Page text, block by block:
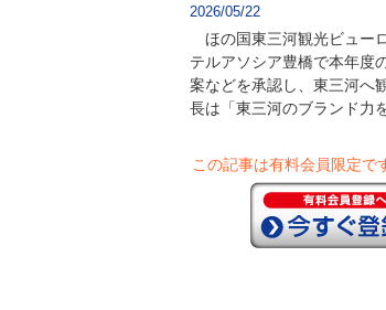
2026/05/22
ほの国東三河観光ビュー
テルアソシア豊橋で本年度
案などを承認し、東三河へ
長は「東三河のブランド力
この記事は有料会員限定で